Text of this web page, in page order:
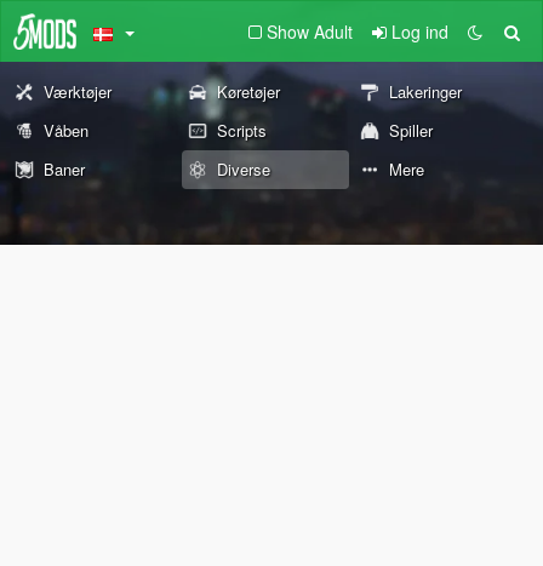
Show Adult Log ind
Værktøjer Køretøjer
Lakeringer
Våben
Scripts
Spiller
Baner
Diverse Mere